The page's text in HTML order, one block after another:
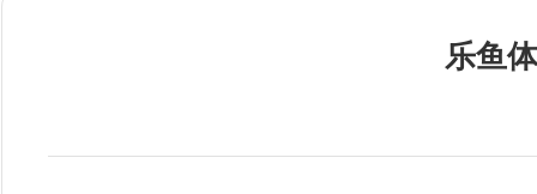
乐鱼